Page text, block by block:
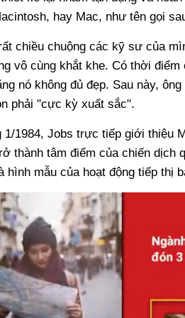
hay Mac, như tên gọi
chiều chuộng các kỹ sư của
vô cùng khắt khe. Có thời
nó không đủ đẹp. Sau này,
phải "cực kỳ xuất sắc".
1/1984, Jobs trực tiếp giới thiệu
thành tâm điểm của chiến dịch
hình mẫu của hoạt động tiếp thị